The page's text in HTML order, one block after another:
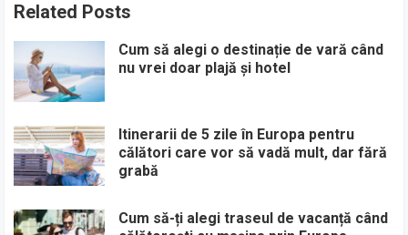
Related Posts
Cum să alegi o destinație de vară când
nu vrei doar plajă și hotel
Itinerarii de 5 zile în Europa pentru
călători care vor să vadă mult, dar fără
grabă
Cum să-ți alegi traseul de vacanță când